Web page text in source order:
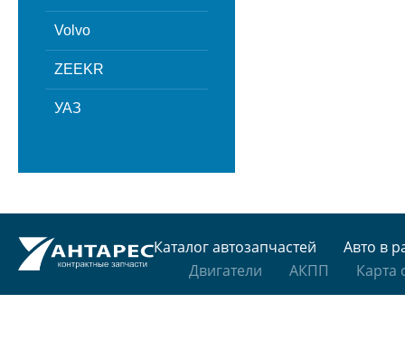
Volvo
ZEEKR
УАЗ
Каталог автозапчастей
Авто в
Двигатели
АКПП Карта